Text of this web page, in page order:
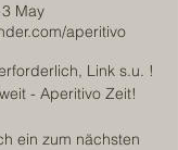
May
aperitivo
Link s.u. !
- Aperitivo Zeit!
ein zum nächsten